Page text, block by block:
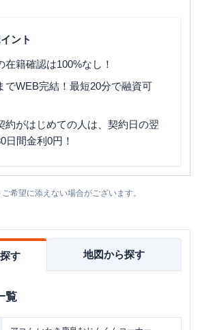
ント
在籍確認は100%なし！
でWEB完結！最短20分で融資可
約がはじめての人は、契約日の翌
日間金利0円！
希望に添えない場合がございます。
す 地図から探す
覧